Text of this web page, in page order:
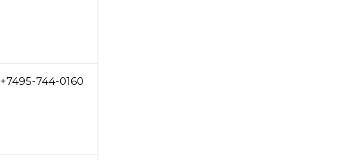
+7495-744-0160